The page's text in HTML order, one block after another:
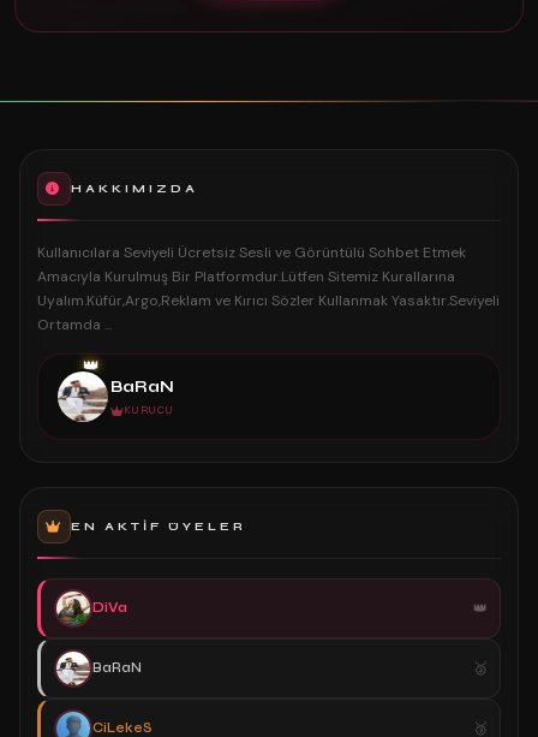
HAKKIMIZDA
Kullanıcılara Seviyeli Ücretsiz Sesli ve Görüntülü Sohbet Etmek
Amacıyla Kurulmuş Bir Platformdur.Lütfen Sitemiz Kurallarına
Uyalım.Küfür,Argo,Reklam ve Kırıcı Sözler Kullanmak Yasaktır.Seviyeli
Ortamda ...
👑
BaRaN
KURUCU
EN AKTIF ÜYELER
DiVa
BaRaN
CiLekeS